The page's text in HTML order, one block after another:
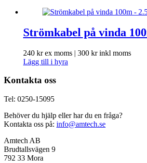
Strömkabel på vinda
240 krex moms | 300 krinkl moms
Lägg till i hyra
Kontakta oss
Tel: 0250-15095
Behöver du hjälp eller har du en fråga?
Kontakta oss på: info@amtech.se
Amtech AB
Brudtallsvägen 9
792 33 Mora